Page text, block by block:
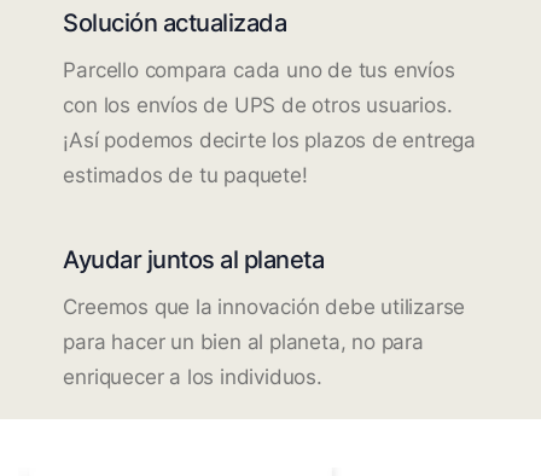
Solución actualizada
Parcello compara cada uno de tus envíos
con los envíos de UPS de otros usuarios.
¡Así podemos decirte los plazos de entrega
estimados de tu paquete!
Ayudar juntos al planeta
Creemos que la innovación debe utilizarse
para hacer un bien al planeta, no para
enriquecer a los individuos.